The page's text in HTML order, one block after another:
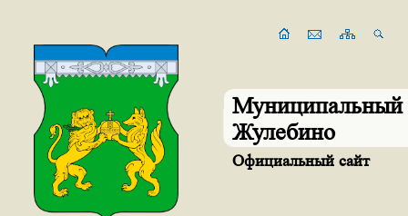
Муниципальный
Жулебино
Официальный сайт